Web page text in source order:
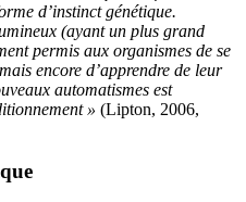
d’instinct génétique.
(ayant un plus grand
permis aux organismes de se
encore d’apprendre de leur
automatismes est
» (Lipton, 2006,